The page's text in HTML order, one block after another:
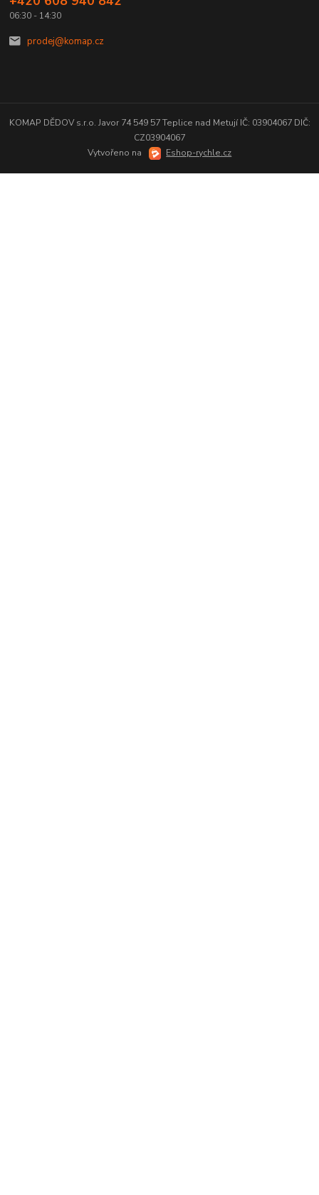
06:30 - 14:30
prodej@komap.cz
KOMAP DĚDOV s.r.o. Javor 74 549 57 Teplice nad Metují IČ: 03904067 DIČ:
CZ03904067
Vytvořeno na
Eshop-rychle.cz